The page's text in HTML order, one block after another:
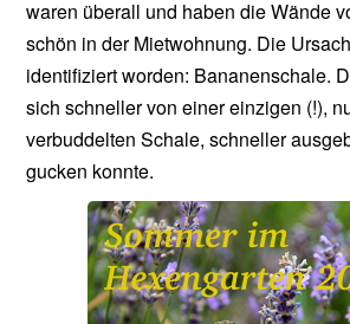
waren überall und haben die Wände
schön in der Mietwohnung. Die
identifiziert worden: Bananenschale.
sich schneller von einer einzigen (!),
verbuddelten Schale, schneller
gucken konnte.